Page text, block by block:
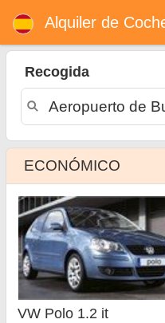
Recogida
ECONÓMICO
VW Polo 1.2 it